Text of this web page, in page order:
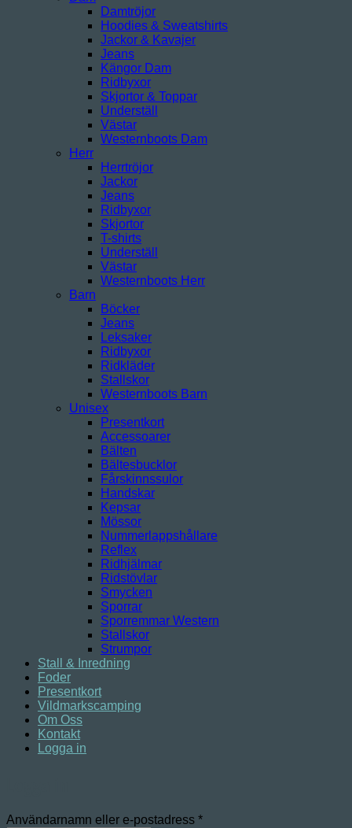
Damtröjor
Hoodies & Sweatshirts
Jackor & Kavajer
Jeans
Kängor Dam
Ridbyxor
Skjortor & Toppar
Underställ
Västar
Westernboots Dam
Herr
Herrtröjor
Jackor
Jeans
Ridbyxor
Skjortor
T-shirts
Underställ
Västar
Westernboots Herr
Barn
Böcker
Jeans
Leksaker
Ridbyxor
Ridkläder
Stallskor
Westernboots Barn
Unisex
Presentkort
Accessoarer
Bälten
Bältesbucklor
Fårskinnssulor
Handskar
Kepsar
Mössor
Nummerlappshållare
Reflex
Ridhjälmar
Ridstövlar
Smycken
Sporrar
Sporremmar Western
Stallskor
Strumpor
Stall & Inredning
Foder
Presentkort
Vildmarkscamping
Om Oss
Kontakt
Logga in
Användarnamn eller e-postadress *Obligatoriskt